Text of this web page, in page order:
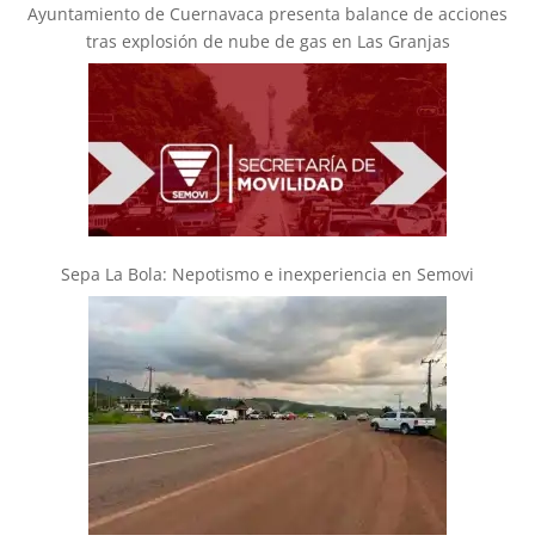
Ayuntamiento de Cuernavaca presenta balance de acciones
tras explosión de nube de gas en Las Granjas
Sepa La Bola: Nepotismo e inexperiencia en Semovi